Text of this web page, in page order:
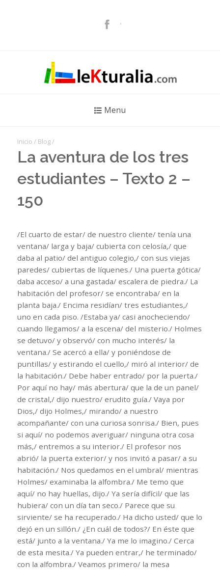
Menu
Inicio / Blog /
La aventura de los tres
estudiantes – Texto 2 –
150
/El cuarto de estar/ de nuestro cliente/ tenía una
ventana/ larga y baja/ cubierta con celosía,/ que
daba al patio/ del antiguo colegio,/ con sus viejas
paredes/ cubiertas de líquenes./ Una puerta gótica/
daba acceso/ a una gastada/ escalera de piedra./ La
habitación del profesor/ se encontraba/ en la
planta baja./ Encima residían/ tres estudiantes,/
uno en cada piso. /Estaba ya/ casi anocheciendo/
cuando llegamos/ a la escena/ del misterio./ Holmes
se detuvo/ y observó/ con mucho interés/ la
ventana./ Se acercó a ella/ y poniéndose de
puntillas/ y estirando el cuello,/ miró al interior/ de
la habitación./ Debe haber entrado/ por la puerta./
Por aquí no hay/ más abertura/ que la de un panel/
de cristal,/ dijo nuestro/ erudito guía./ Vaya por
Dios,/ dijo Holmes,/ mirando/ a nuestro
acompañante/ con una curiosa sonrisa./ Bien, pues
si aquí/ no podemos averiguar/ ninguna otra cosa
más,/ entremos a su interior./ El profesor nos
abrió/ la puerta exterior/ y nos invitó a pasar/ a su
habitación./ Nos quedamos en el umbral/ mientras
Holmes/ examinaba la alfombra./ Me temo que
aquí/ no hay huellas, dijo./ Ya sería difícil/ que las
hubiera/ con un día tan seco./ Parece que su
sirviente/ se ha recuperado./ Ha dicho usted/ que lo
dejó en un sillón./ ¿En cuál de todos?/ En éste que
está/ junto a la ventana./ Ya me lo imagino./ Cerca
de esta mesita./ Ya pueden entrar,/ he terminado/
con la alfombra./ Veamos primero/ la mesa